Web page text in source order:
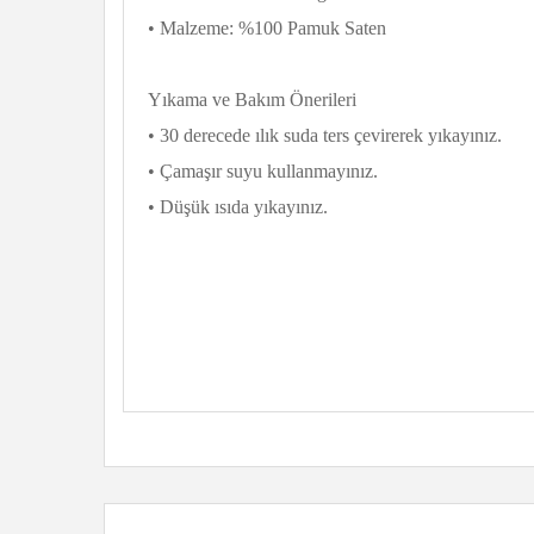
• Malzeme: %100 Pamuk Saten
Yıkama ve Bakım Önerileri
• 30 derecede ılık suda ters çevirerek yıkayınız.
• Çamaşır suyu kullanmayınız.
• Düşük ısıda yıkayınız.